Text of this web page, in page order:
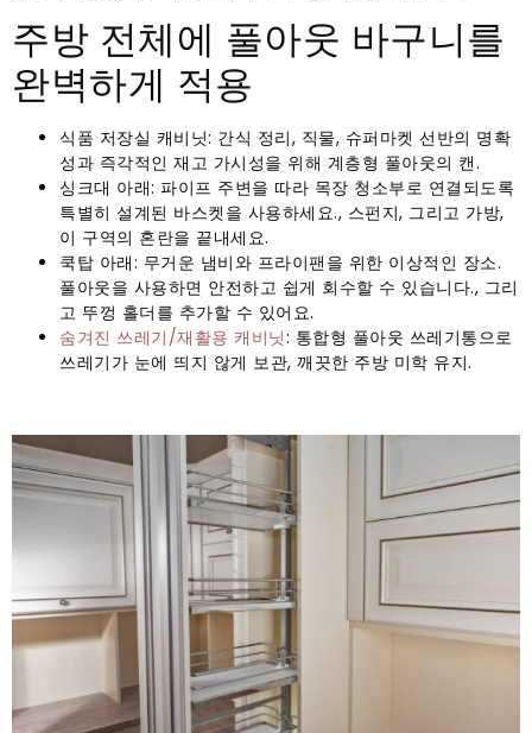
주방 전체에 풀아웃 바구니를
완벽하게 적용
식품 저장실 캐비닛: 간식 정리, 직물, 슈퍼마켓 선반의 명확
성과 즉각적인 재고 가시성을 위해 계층형 풀아웃의 캔.
싱크대 아래: 파이프 주변을 따라 목장 청소부로 연결되도록
특별히 설계된 바스켓을 사용하세요., 스펀지, 그리고 가방,
이 구역의 혼란을 끝내세요.
쿡탑 아래: 무거운 냄비와 프라이팬을 위한 이상적인 장소.
풀아웃을 사용하면 안전하고 쉽게 회수할 수 있습니다., 그리
고 뚜껑 홀더를 추가할 수 있어요.
숨겨진 쓰레기/재활용 캐비닛: 통합형 풀아웃 쓰레기통으로
쓰레기가 눈에 띄지 않게 보관, 깨끗한 주방 미학 유지.